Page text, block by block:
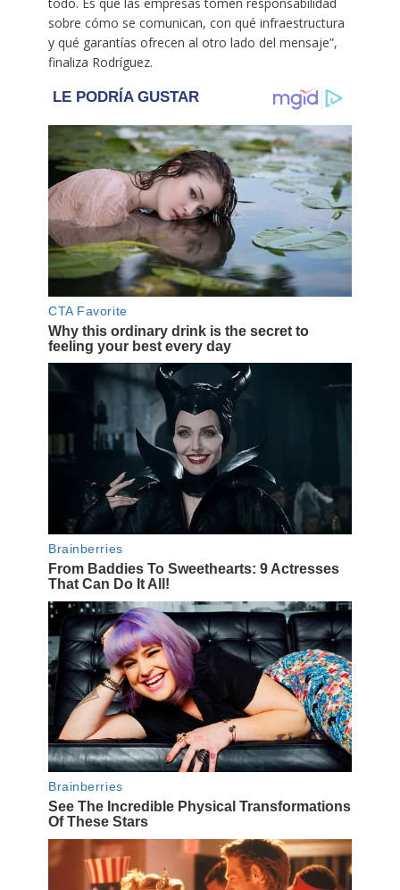
sobre cómo se comunican, con qué infraestructura
y qué garantías ofrecen al otro lado del mensaje”,
finaliza Rodríguez.